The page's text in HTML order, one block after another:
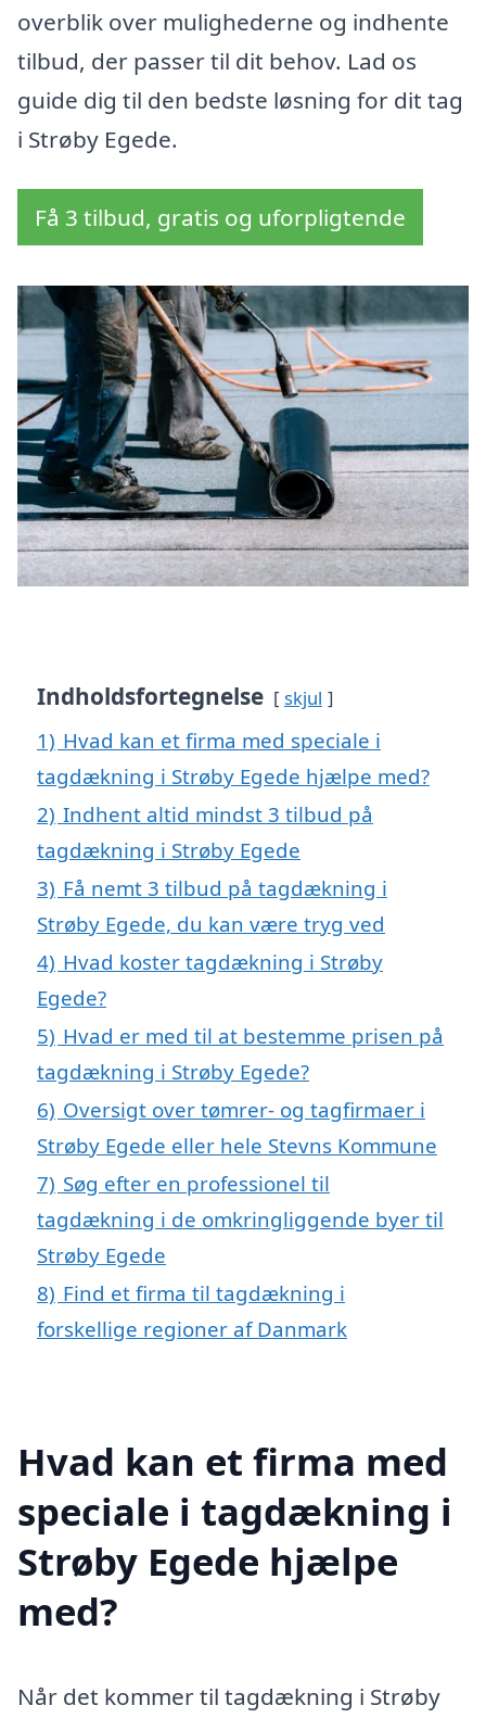
overblik over mulighederne og indhente
tilbud, der passer til dit behov. Lad os
guide dig til den bedste løsning for dit tag
i Strøby Egede.
Få 3 tilbud, gratis og uforpligtende
Indholdsfortegnelse skjul
1) Hvad kan et firma med speciale i
tagdækning i Strøby Egede hjælpe med?
2) Indhent altid mindst 3 tilbud på
tagdækning i Strøby Egede
3) Få nemt 3 tilbud på tagdækning i
Strøby Egede, du kan være tryg ved
4) Hvad koster tagdækning i Strøby
Egede?
5) Hvad er med til at bestemme prisen på
tagdækning i Strøby Egede?
6) Oversigt over tømrer- og tagfirmaer i
Strøby Egede eller hele Stevns Kommune
7) Søg efter en professionel til
tagdækning i de omkringliggende byer til
Strøby Egede
8) Find et firma til tagdækning i
forskellige regioner af Danmark
Hvad kan et firma med
speciale i tagdækning i
Strøby Egede hjælpe
med?
Når det kommer til tagdækning i Strøby